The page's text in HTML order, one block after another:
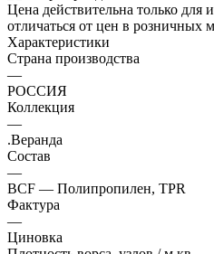
Цена действительна только для
отличаться от цен в розничных
Характеристики
Страна производства
—
РОССИЯ
Коллекция
—
.Веранда
Состав
—
BCF — Полипропилен, TPR
Фактура
—
Циновка